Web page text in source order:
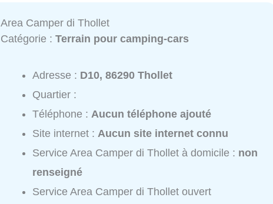
Area Camper di Thollet
Catégorie :Terrain pour camping-cars
Adresse : D10, 86290 Thollet
Quartier :
Téléphone : Aucun téléphone ajouté
Site internet : Aucun site internet connu
Service Area Camper di Thollet à domicile : non
renseigné
Service Area Camper di Thollet ouvert